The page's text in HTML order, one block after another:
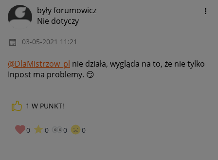
były forumowicz
Nie dotyczy
‎03-05-2021 11:21
@DlaMistrzow_pl nie działa, wygląda na to, że nie tylko
Inpost ma problemy. 😏
1 W PUNKT!
0 0 0 0